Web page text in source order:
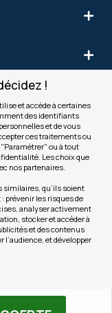
!
et accède à certaines
des identifiants
et de vous
ces traitements ou
ou à tout
Les choix que
nos partenaires.
similaires, qu’ils soient
prévenir les risques de
analyser activement
stocker et accéder à
et des contenus
et développer
Valider